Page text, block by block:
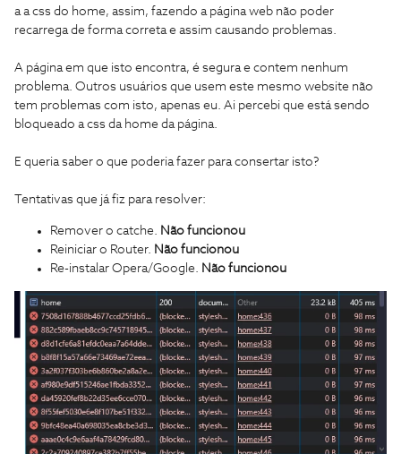
a a css do home, assim, fazendo a página web não poder
recarrega de forma correta e assim causando problemas.
A página em que isto encontra, é segura e contem nenhum
problema. Outros usuários que usem este mesmo website não
tem problemas com isto, apenas eu. Ai percebi que está sendo
bloqueado a css da home da página.
E queria saber o que poderia fazer para consertar isto?
Tentativas que já fiz para resolver:
Remover o catche. Não funcionou
Reiniciar o Router. Não funcionou
Re-instalar Opera/Google. Não funcionou